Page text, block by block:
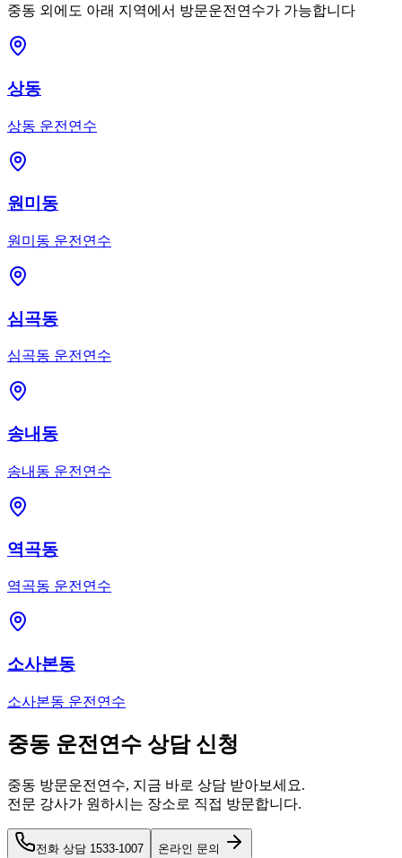
중동 외에도 아래 지역에서 방문운전연수가 가능합니다
상동
상동 운전연수
원미동
원미동 운전연수
심곡동
심곡동 운전연수
송내동
송내동 운전연수
역곡동
역곡동 운전연수
소사본동
소사본동 운전연수
중동 운전연수 상담 신청
중동 방문운전연수, 지금 바로 상담 받아보세요.
전문 강사가 원하시는 장소로 직접 방문합니다.
전화 상담 1533-1007 온라인 문의